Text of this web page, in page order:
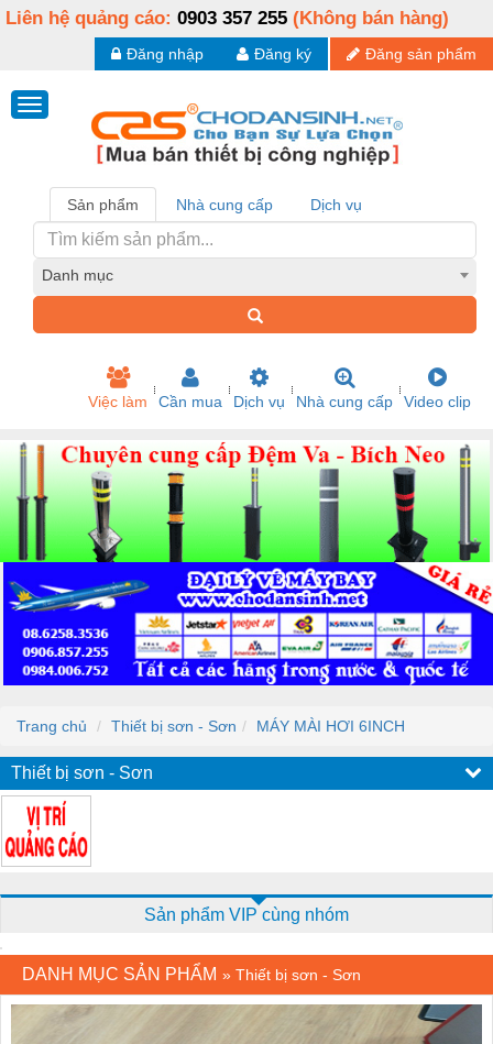
Liên hệ quảng cáo: 0903 357 255 (Không bán hàng)
Đăng sản phẩm
Đăng ký
Đăng nhập
Sản phẩm Nhà cung cấp Dịch vụ
Danh mục
Việc làm Cần mua Dịch vụ Nhà cung cấp Video clip
Trang chủ Thiết bị sơn - Sơn MÁY MÀI HƠI 6INCH
Thiết bị sơn - Sơn
Sản phẩm VIP cùng nhóm
DANH MỤC SẢN PHẨM » Thiết bị sơn - Sơn